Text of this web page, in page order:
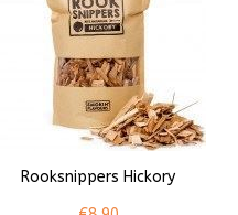
Rooksnippers Hickory